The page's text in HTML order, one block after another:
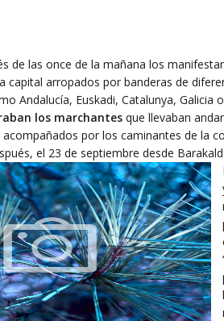
de las once de la mañana los
capital arropados por banderas de
Andalucía, Euskadi, Catalunya, Galicia
los marchantes que llevaban
por los caminantes de la
el 23 de septiembre desde